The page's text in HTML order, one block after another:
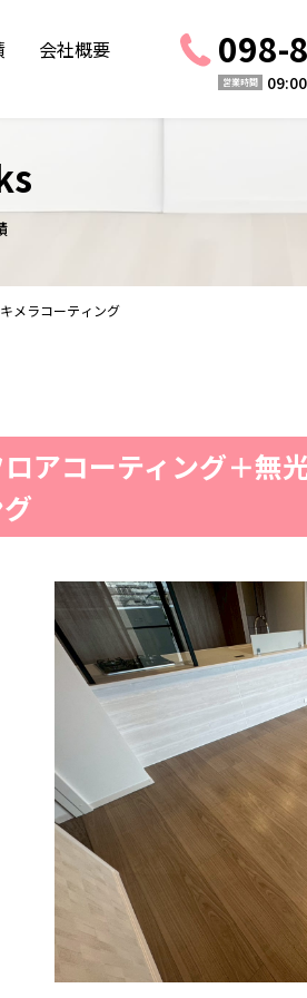
会社概要 098-
営業時間
メラコーティング
コーティング＋無